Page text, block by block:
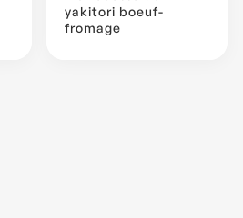
yakitori boeuf-
fromage